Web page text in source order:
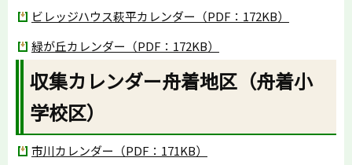
ビレッジハウス萩平カレンダー（PDF：172KB）
緑が丘カレンダー（PDF：172KB）
収集カレンダー舟着地区（舟着小
学校区）
市川カレンダー（PDF：171KB）